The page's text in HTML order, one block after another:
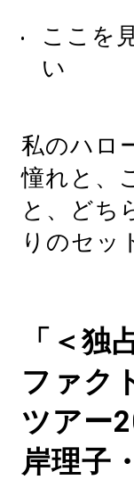
ここを
い
私のハロ
憧れと、
と、どち
りのセッ
「＜独
ファク
ツアー
岸理子